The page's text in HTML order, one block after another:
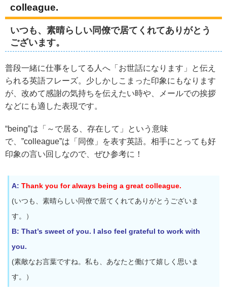
colleague.
いつも、素晴らしい同僚で居てくれてありがとう
ございます。
普段一緒に仕事をしてる人へ「お世話になります」と伝え
られる英語フレーズ。少しかしこまった印象にもなります
が、改めて感謝の気持ちを伝えたい時や、メールでの挨拶
などにも適した表現です。
“being”は「～で居る、存在して」という意味
で、”colleague”は「同僚」を表す英語。相手にとっても好
印象の言い回しなので、ぜひ参考に！
A: Thank you for always being a great colleague.
(いつも、素晴らしい同僚で居てくれてありがとうございま
す。）
B: That’s sweet of you. I also feel grateful to work with
you.
(素敵なお言葉ですね。私も、あなたと働けて嬉しく思いま
す。）